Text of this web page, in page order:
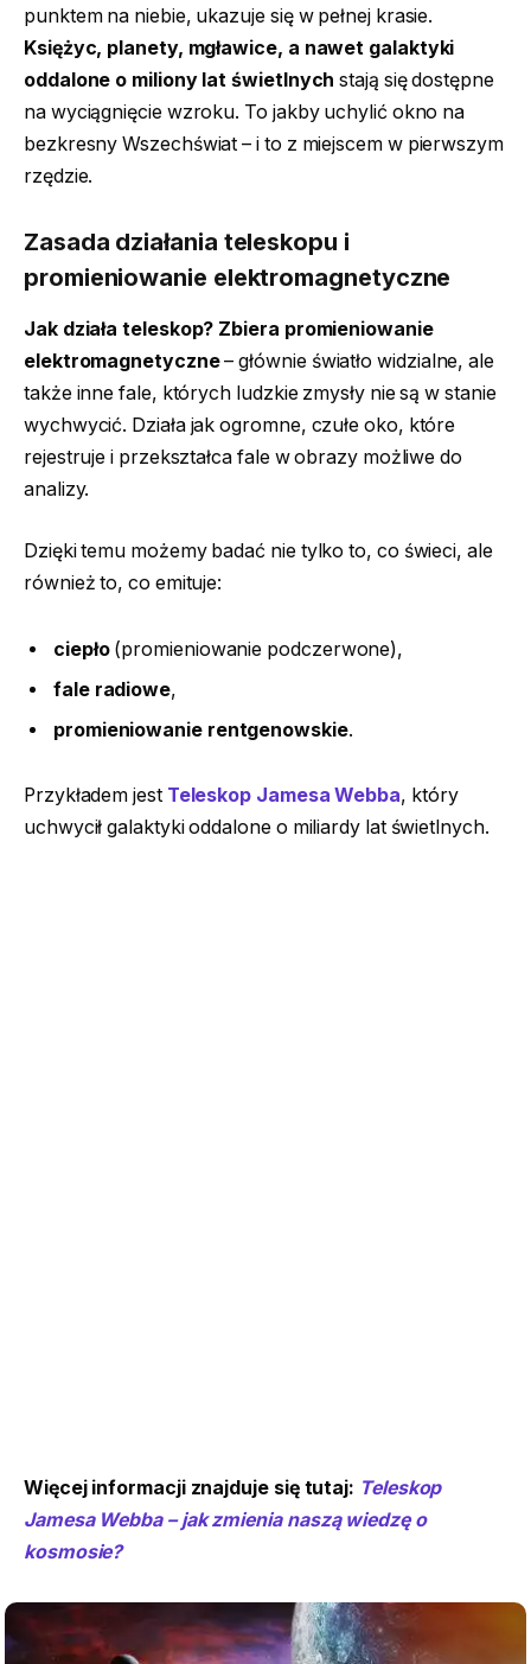
punktem na niebie, ukazuje się w pełnej krasie.
Księżyc, planety, mgławice, a nawet galaktyki
oddalone o miliony lat świetlnych stają się dostępne
na wyciągnięcie wzroku. To jakby uchylić okno na
bezkresny Wszechświat – i to z miejscem w pierwszym
rzędzie.
Zasada działania teleskopu i
promieniowanie elektromagnetyczne
Jak działa teleskop? Zbiera promieniowanie
elektromagnetyczne– głównie światło widzialne, ale
także inne fale, których ludzkie zmysły nie są w stanie
wychwycić. Działa jak ogromne, czułe oko, które
rejestruje i przekształca fale w obrazy możliwe do
analizy.
Dzięki temu możemy badać nie tylko to, co świeci, ale
również to, co emituje:
ciepło(promieniowanie podczerwone),
fale radiowe,
promieniowanie rentgenowskie.
Przykładem jest Teleskop Jamesa Webba, który
uchwycił galaktyki oddalone o miliardy lat świetlnych.
Więcej informacji znajduje się tutaj: Teleskop
Jamesa Webba – jak zmienia naszą wiedzę o
kosmosie?